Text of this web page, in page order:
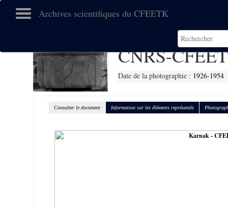
Archives scientifiques du CFEETK
CNRS-
Date de la photographie : 1926-1954
Consulter le document Information sur les éléments représentés